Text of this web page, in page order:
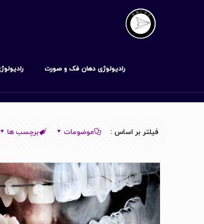
رادیولوژی دهان فک و صورت
فیلتر بر اساس : موضوعات برچسب ها